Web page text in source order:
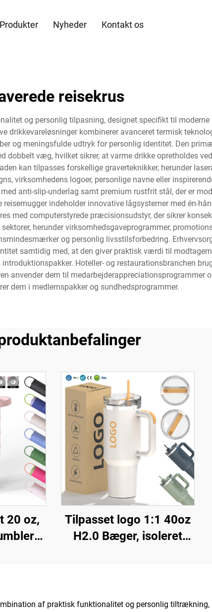
Produkter Nyheder Kontakt os
reisekrus
og personlig tilpasning, designet specifikt til
drikkevareløsninger kombinerer avanceret termisk
og meningsfulde udtryk for personlig identitet. Den
væg, hvilket sikrer, at varme drikke opretholdes
kan tilpasses forskellige graverteknikker, herunder
virksomhedens logoer, personlige navne eller
anti-slip-underlag samt premium rustfrit stål, der er
indeholder innovative lågsystemer med én-
med computerstyrede præcisionsudstyr, der sikrer
herunder virksomhedsgaveprogrammer,
og personlig livsstilsforbedring.
samtidig med, at den giver praktisk værdi til
Hoteller- og restaurationsbranchen
anvender dem til medarbejderappreciationsprogrammer
dem i medlemspakker og sundhedsprogrammer.
20 oz,
både
Tilpasset logo 1:1 40oz
H2.0 Bæger, isoleret
Valentinsdag og
af praktisk funktionalitet og personlig tiltrækning,